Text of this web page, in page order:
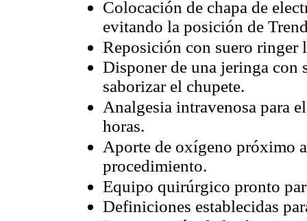
Colocación de chapa de
evitando la posición de
Reposición con suero ringer
Disponer de una jeringa con
saborizar el chupete.
Analgesia intravenosa para
horas.
Aporte de oxígeno próximo
procedimiento.
Equipo quirúrgico pronto
Definiciones establecidas